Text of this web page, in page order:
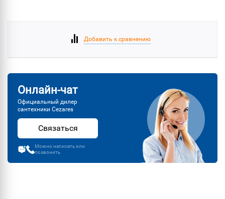
Добавить к сравнению
Онлайн-чат
Официальный дилер
сантехники Cezares
Связаться
Можно написать или
позвонить